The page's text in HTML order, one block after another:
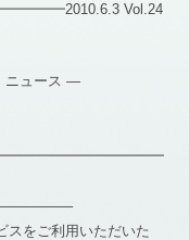
Vol.24
ュース —
スをご利用いただいた